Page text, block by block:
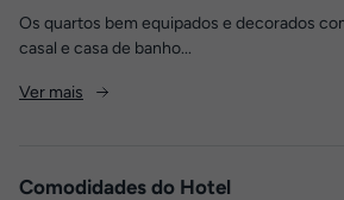
Os quartos bem equipados e decorados
casal e casa de banho...
Ver mais
Comodidades do Hotel